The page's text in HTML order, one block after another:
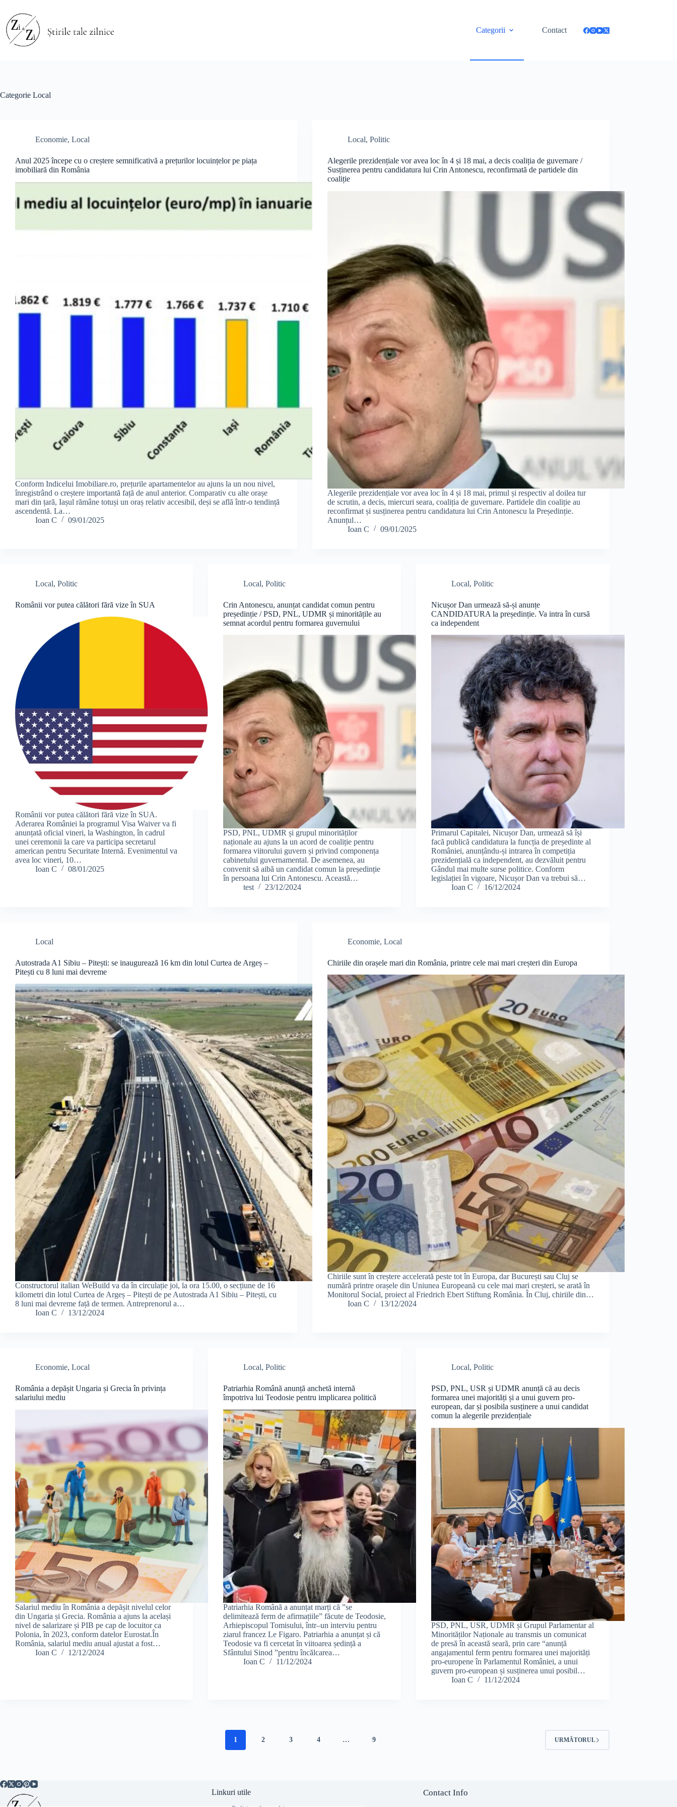
conținut
Categorii
Contact
Categorie Local
Economie, Local
Anul 2025 începe cu o creștere semnificativă a prețurilor locuințelor pe piața
imobiliară din România
Conform Indicelui Imobiliare.ro, prețurile apartamentelor au ajuns la un nou nivel,
înregistrând o creștere importantă față de anul anterior. Comparativ cu alte orașe
mari din țară, Iașul rămâne totuși un oraș relativ accesibil, deși se află într-o tendință
ascendentă. La…
Ioan C
09/01/2025
Local, Politic
Alegerile prezidențiale vor avea loc în 4 și 18 mai, a decis coaliția de guvernare /
Susținerea pentru candidatura lui Crin Antonescu, reconfirmată de partidele din
coaliție
Alegerile prezidențiale vor avea loc în 4 și 18 mai, primul și respectiv al doilea tur
de scrutin, a decis, miercuri seara, coaliția de guvernare. Partidele din coaliție au
reconfirmat și susținerea pentru candidatura lui Crin Antonescu la Președinție.
Anunțul…
Ioan C
09/01/2025
Local, Politic
Românii vor putea călători fără vize în SUA
Românii vor putea călători fără vize în SUA.
Aderarea României la programul Visa Waiver va fi
anunțată oficial vineri, la Washington, în cadrul
unei ceremonii la care va participa secretarul
american pentru Securitate Internă. Evenimentul va
avea loc vineri, 10…
Ioan C
08/01/2025
Local,Politic
Crin Antonescu, anunțat candidat comun pentru
președinție / PSD, PNL, UDMR și minoritățile au
semnat acordul pentru formarea guvernului
PSD, PNL, UDMR și grupul minorităților
naționale au ajuns la un acord de coaliție pentru
formarea viitorului guvern și privind componența
cabinetului guvernamental. De asemenea, au
convenit să aibă un candidat comun la președinție
în persoana lui Crin Antonescu. Această…
test
23/12/2024
Local,Politic
Nicușor Dan urmează să-și anunțe
CANDIDATURA la președinție. Va intra în cursă
ca independent
Primarul Capitalei, Nicușor Dan, urmează să își
facă publică candidatura la funcția de președinte al
României, anunțându-și intrarea în competiția
prezidențială ca independent, au dezvăluit pentru
Gândul mai multe surse politice. Conform
legislației în vigoare, Nicușor Dan va trebui să…
Ioan C
16/12/2024
Local
Autostrada A1 Sibiu – Pitești: se inaugurează 16 km din lotul Curtea de Argeș –
Pitești cu 8 luni mai devreme
Constructorul italian WeBuild va da în circulație joi, la ora 15.00, o secțiune de 16
kilometri din lotul Curtea de Argeș – Pitești de pe Autostrada A1 Sibiu – Pitești, cu
8 luni mai devreme față de termen. Antreprenorul a…
Ioan C
13/12/2024
Economie, Local
Chiriile din orașele mari din România, printre cele mai mari creșteri din Europa
Chiriile sunt în creștere accelerată peste tot în Europa, dar București sau Cluj se
numără printre orașele din Uniunea Europeană cu cele mai mari creșteri, se arată în
Monitorul Social, proiect al Friedrich Ebert Stiftung România. În Cluj, chiriile din…
Ioan C
13/12/2024
Economie, Local
România a depășit Ungaria și Grecia în privința
salariului mediu
Salariul mediu în România a depășit nivelul celor
din Ungaria și Grecia. România a ajuns la același
nivel de salarizare și PIB pe cap de locuitor ca
Polonia, în 2023, conform datelor Eurostat.În
România, salariul mediu anual ajustat a fost…
Ioan C
12/12/2024
Local,Politic
Patriarhia Română anunță anchetă internă
împotriva lui Teodosie pentru implicarea politică
Patriarhia Română a anunțat marți că ”se
delimitează ferm de afirmațiile” făcute de Teodosie,
Arhiepiscopul Tomisului, într–un interviu pentru
ziarul francez Le Figaro. Patriarhia a anunțat și că
Teodosie va fi cercetat în viitoarea ședință a
Sfântului Sinod ”pentru încălcarea…
Ioan C
11/12/2024
Local,Politic
PSD, PNL, USR și UDMR anunță că au decis
formarea unei majorități și a unui guvern pro-
european, dar și posibila susținere a unui candidat
comun la alegerile prezidențiale
PSD, PNL, USR, UDMR și Grupul Parlamentar al
Minorităților Naționale au transmis un comunicat
de presă în această seară, prin care “anunță
angajamentul ferm pentru formarea unei majorități
pro-europene în Parlamentul României, a unui
guvern pro-european și susținerea unui posibil…
Ioan C
11/12/2024
1 2 3 4 … 9 URMĂTORUL
Linkuri utile
Contact Info